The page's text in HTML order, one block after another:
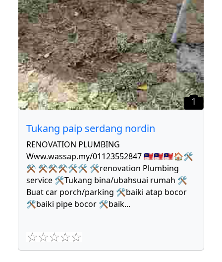
1
Tukang paip serdang nordin
RENOVATION PLUMBING
Www.wassap.my/01123552847 🇲🇾🇲🇾🇲🇾🏠🛠
⚒ ⚒⚒⚒🛠🛠 🛠renovation Plumbing
service 🛠Tukang bina/ubahsuai rumah 🛠
Buat car porch/parking 🛠baiki atap bocor
🛠baiki pipe bocor 🛠baik...